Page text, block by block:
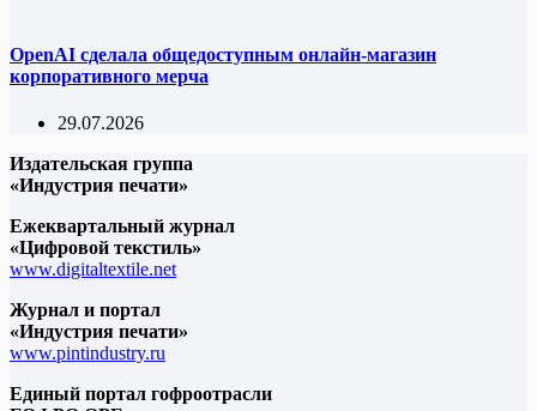
OpenAI сделала общедоступным онлайн-магазин
корпоративного мерча
29.07.2026
Издательская группа
«Индустрия печати»
Ежеквартальный журнал
«Цифровой текстиль»
www.digitaltextile.net
Журнал и портал
«Индустрия печати»
www.pintindustry.ru
Единый портал гофроотрасли